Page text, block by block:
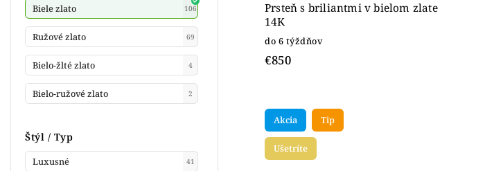
Biele zlato 106
Ružové zlato 69
Bielo-žlté zlato 4
Bielo-ružové zlato 2
Štýl / Typ
Luxusné 41
Prsteň s briliantmi v bielom zlate
14K
do 6 týždňov
€850
Akcia Tip
Ušetríte